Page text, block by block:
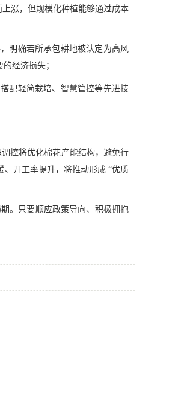
涨，但规模化种植能够通过成本
明确若所承包耕地被认定为高风
经济损失；
配轻简栽培、智慧管控等先进技
控将优化棉花产能结构，避免行
开工率提升，将推动形成 “优质
。只要顺应政策导向、积极拥抱